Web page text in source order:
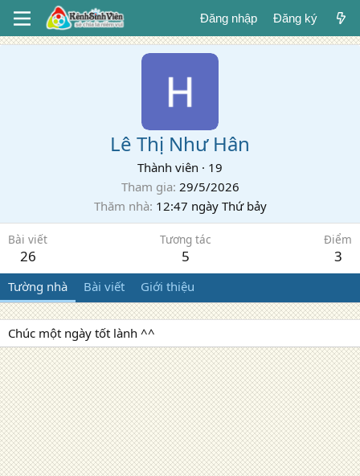
Đăng nhập Đăng ký
Lê Thị Như Hân
Thành viên · 19
Tham gia 29/5/2026
Thăm nhà 12:47 ngày Thứ bảy
Bài viết
26
Tương tác
5
Điểm
3
Tường nhà Bài viết Giới thiệu
Chúc một ngày tốt lành ^^